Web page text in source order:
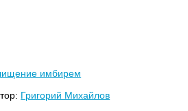
имбирем
Григорий Михайлов